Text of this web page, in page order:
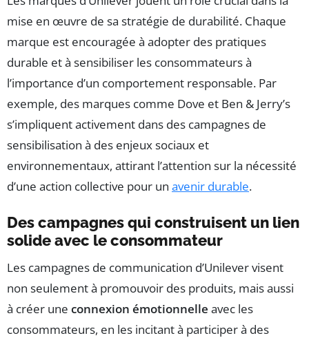
mise en œuvre de sa stratégie de durabilité. Chaque
marque est encouragée à adopter des pratiques
durable et à sensibiliser les consommateurs à
l’importance d’un comportement responsable. Par
exemple, des marques comme Dove et Ben & Jerry’s
s’impliquent activement dans des campagnes de
sensibilisation à des enjeux sociaux et
environnementaux, attirant l’attention sur la nécessité
d’une action collective pour un avenir durable.
Des campagnes qui construisent un lien
solide avec le consommateur
Les campagnes de communication d’Unilever visent
non seulement à promouvoir des produits, mais aussi
à créer une connexion émotionnelle avec les
consommateurs, en les incitant à participer à des